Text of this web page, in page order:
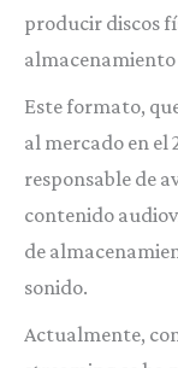
producir discos
Este formato,
al mercado en el
responsable de
contenido
de
sonido.
Actualmente,